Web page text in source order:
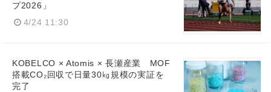
プ2026」
4/24 11:30
KOBELCO × Atomis × 長瀬産業 MOF
搭載CO₂回収で日量30㎏規模の実証を
完了